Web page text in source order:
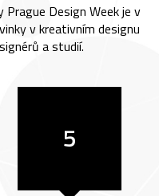
Prague Design Week je v
v kreativním designu
a studií.
5